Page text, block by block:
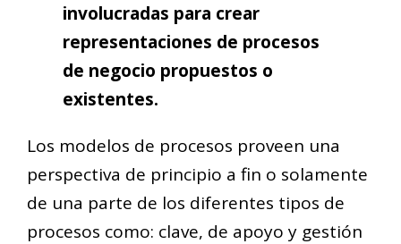
involucradas para crear
representaciones de procesos
de negocio propuestos o
existentes.
Los modelos de procesos proveen una
perspectiva de principio a fin o solamente
de una parte de los diferentes tipos de
procesos como: clave, de apoyo y gestión